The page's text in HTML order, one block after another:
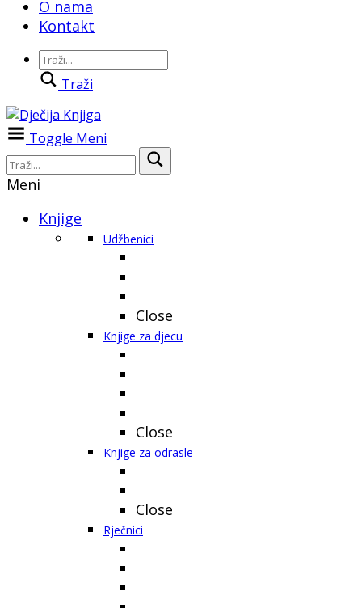
O nama
Kontakt
Traži
Toggle Meni
Meni
Knjige
Udžbenici
Close
Knjige za djecu
Close
Knjige za odrasle
Close
Rječnici